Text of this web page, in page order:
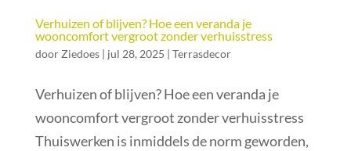
Verhuizen of blijven? Hoe een veranda je
wooncomfort vergroot zonder verhuisstress
door Ziedoes| jul 28, 2025 | Terrasdecor
Verhuizen of blijven? Hoe een veranda je
wooncomfort vergroot zonder verhuisstress
Thuiswerken is inmiddels de norm geworden,